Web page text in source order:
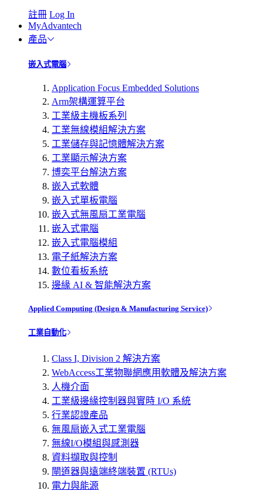
註冊 Log In
MyAdvantech
產品
嵌入式電腦
Application Focus Embedded Solutions
Arm架構運算平台
工業級主機板系列
工業無線模組解決方案
工業儲存與記憶體解決方案
工業顯示解決方案
博奕平台解決方案
嵌入式軟體
嵌入式單板電腦
嵌入式無風扇工業電腦
嵌入式電腦
嵌入式電腦模組
電子紙解決方案
數位看板系統
邊緣 AI & 智能解決方案
Applied Computing (Design & Manufacturing Service)
工業自動化
Class I, Division 2 解決方案
WebAccess工業物聯網應用軟體及解決方案
人機介面
工業級邊緣控制器與實時 I/O 系統
行業認證產品
無風扇嵌入式工業電腦
無線I/O模組與感測器
資料擷取與控制
閘道器與遠端終端裝置 (RTUs)
電力與能源